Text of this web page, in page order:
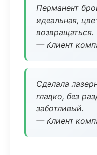
Перманент
идеальная,
возвращаться.
— Клиент
Сделала
гладко, без
заботливый.
— Клиент